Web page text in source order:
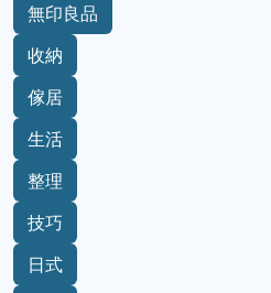
無印良品
收納
傢居
生活
整理
技巧
日式